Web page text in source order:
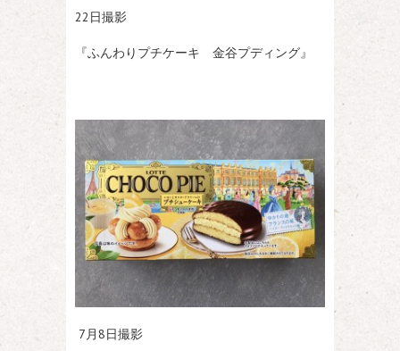
22日撮影
『ふんわりプチケーキ 金谷プディング』
7月8日撮影